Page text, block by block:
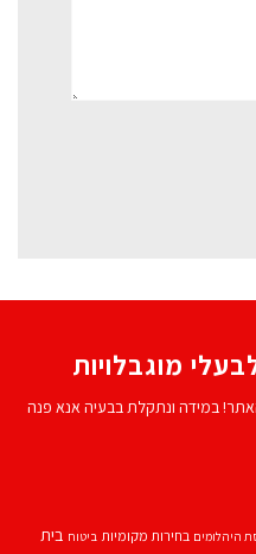
מוגבלויות
במידה ונתקלת בבעיה אנא פנה
היהלומים בחירות מקומיות ביטוח בית